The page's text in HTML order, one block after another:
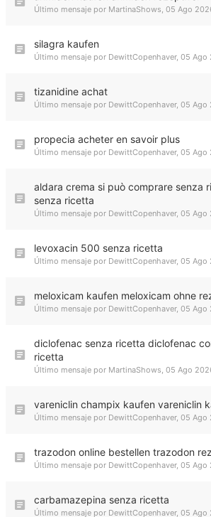
Último mensaje por MartinaShows, 05 Ago
silagra kaufen
Último mensaje por DewittCopenhaver, 05 Ago
tizanidine achat
Último mensaje por DewittCopenhaver, 05 Ago
propecia acheter en savoir plus
Último mensaje por DewittCopenhaver, 05 Ago
aldara crema si può comprare senza
senza ricetta
Último mensaje por DewittCopenhaver, 05 Ago
levoxacin 500 senza ricetta
Último mensaje por DewittCopenhaver, 05 Ago
meloxicam kaufen meloxicam ohne
Último mensaje por DewittCopenhaver, 05 Ago
diclofenac senza ricetta diclofenac
ricetta
Último mensaje por MartinaShows, 05 Ago
vareniclin champix kaufen vareniclin
Último mensaje por DewittCopenhaver, 05 Ago
trazodon online bestellen trazodon
Último mensaje por DewittCopenhaver, 05 Ago
carbamazepina senza ricetta
Último mensaje por DewittCopenhaver, 05 Ago